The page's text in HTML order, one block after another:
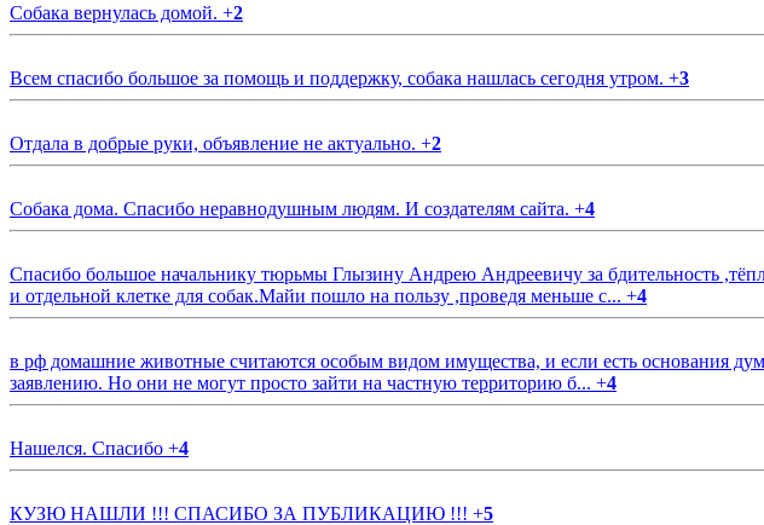
Собака вернулась домой. +2
Всем спасибо большое за помощь и поддержку, собака нашлась сегодня утром. +3
Отдала в добрые руки, объявление не актуально. +2
Собака дома. Спасибо неравнодушным людям. И создателям сайта. +4
Спасибо большое начальнику тюрьмы Глызину Андрею Андреевичу за бдительность
и отдельной клетке для собак.Майи пошло на пользу ,проведя меньше с... +4
в рф домашние животные считаются особым видом имущества, и если есть основания
заявлению. Но они не могут просто зайти на частную территорию б... +4
Нашелся. Спасибо +4
КУЗЮ НАШЛИ !!! СПАСИБО ЗА ПУБЛИКАЦИЮ !!! +5